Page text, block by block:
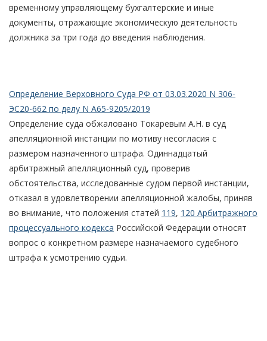
временному управляющему бухгалтерские и иные
документы, отражающие экономическую деятельность
должника за три года до введения наблюдения.
Определение Верховного Суда РФ от 03.03.2020 N 306-
ЭС20-662 по делу N А65-9205/2019
Определение суда обжаловано Токаревым А.Н. в суд
апелляционной инстанции по мотиву несогласия с
размером назначенного штрафа. Одиннадцатый
арбитражный апелляционный суд, проверив
обстоятельства, исследованные судом первой инстанции,
отказал в удовлетворении апелляционной жалобы, приняв
во внимание, что положения статей 119, 120 Арбитражного
процессуального кодекса Российской Федерации относят
вопрос о конкретном размере назначаемого судебного
штрафа к усмотрению судьи.